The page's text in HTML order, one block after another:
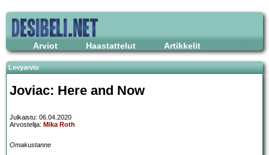
Arviot Haastattelut Artikkelit
Levyarvio
Joviac: Here and Now
Julkaistu: 06.04.2020
Arvostelija: Mika Roth
Omakustanne